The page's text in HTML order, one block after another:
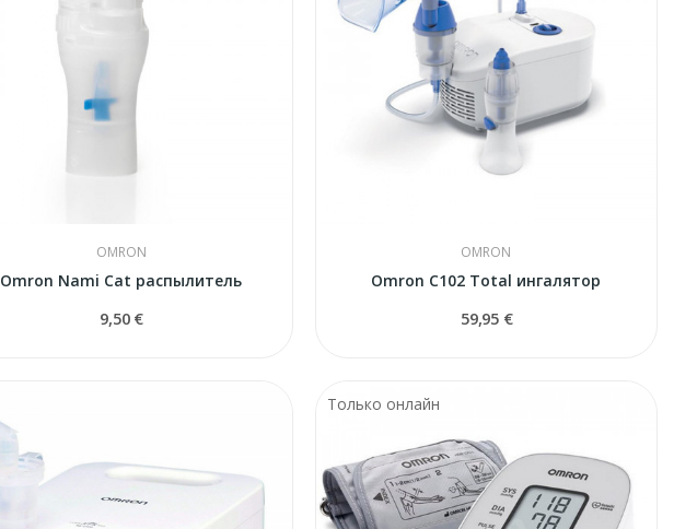
OMRON
Omron Nami Cat распылитель
9,50 €
OMRON
Omron C102 Total ингалятор
59,95 €
Только онлайн